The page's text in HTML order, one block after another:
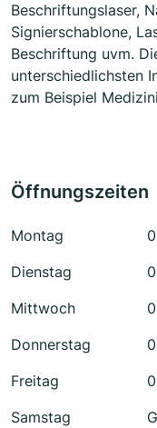
Beschriftungslaser,
Signierschablone,
Beschriftung uvm.
unterschiedlichsten
zum Beispiel
Öffnungszeiten
Montag
Dienstag
Mittwoch
Donnerstag
Freitag
Samstag